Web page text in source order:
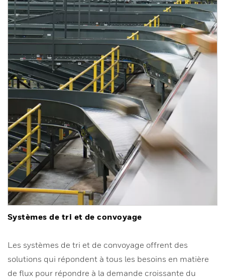
Systèmes de tri et de convoyage
Les systèmes de tri et de convoyage offrent des
solutions qui répondent à tous les besoins en matière
de flux pour répondre à la demande croissante du